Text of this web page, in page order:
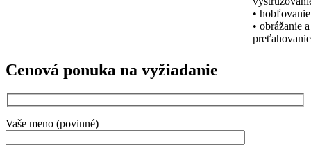
• hobľovanie
• obrážanie a
preťahovanie
Cenová ponuka na vyžiadanie
Vaše meno (povinné)